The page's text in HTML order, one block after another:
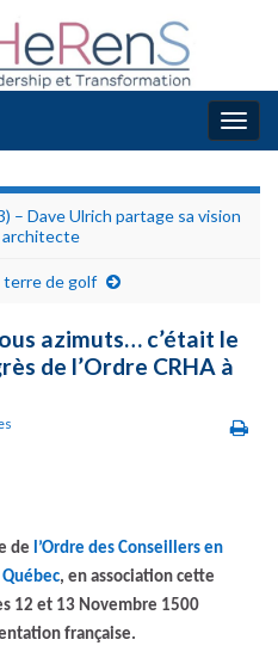
– Dave Ulrich partage sa vision
architecte
terre de golf
azimuts… c’était le
de l’Ordre CRHA à
de l’Ordre des Conseillers en
Québec, en association cette
12 et 13 Novembre 1500
française.